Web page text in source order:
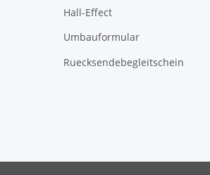
Hall-Effect
Umbauformular
Ruecksendebegleitschein